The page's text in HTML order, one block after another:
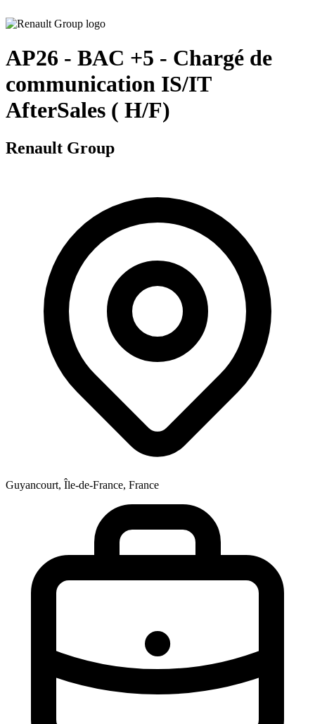
AP26 - BAC +5 - Chargé de
communication IS/IT
AfterSales ( H/F)
Renault Group
Guyancourt, Île-de-France, France